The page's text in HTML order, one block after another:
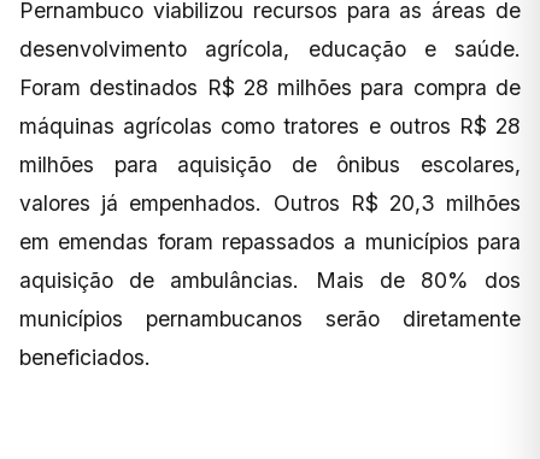
Pernambuco viabilizou recursos para as áreas de
desenvolvimento agrícola, educação e saúde.
Foram destinados R$ 28 milhões para compra de
máquinas agrícolas como tratores e outros R$ 28
milhões para aquisição de ônibus escolares,
valores já empenhados. Outros R$ 20,3 milhões
em emendas foram repassados a municípios para
aquisição de ambulâncias. Mais de 80% dos
municípios pernambucanos serão diretamente
beneficiados.